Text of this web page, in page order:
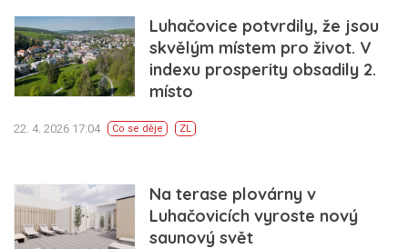
Luhačovice potvrdily, že jsou
skvělým místem pro život. V
indexu prosperity obsadily 2.
místo
22. 4. 2026 17:04 Co se děje ZL
Na terase plovárny v
Luhačovicích vyroste nový
saunový svět